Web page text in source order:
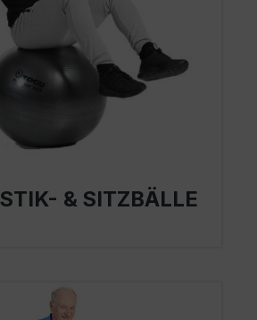
& SITZBÄLLE